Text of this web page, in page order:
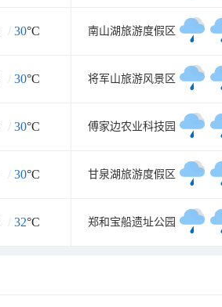
/ 30°C 南山湖旅游度假区
/ 30°C 将军山旅游风景区
/ 30°C 傅家边农业科技园
/ 30°C 甘泉湖旅游度假区
/ 32°C 郑和宝船遗址公园